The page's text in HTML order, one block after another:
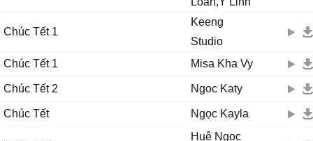
Chúc Tết 1
Keeng
Studio
Chúc Tết 1
Misa Kha Vy
Chúc Tết 2 Ngoc Katy
Chúc Tết Ngọc Kayla
Huệ Ngọc